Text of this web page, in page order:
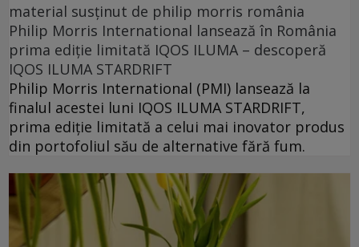
material susținut de philip morris românia
Philip Morris International lansează în România
prima ediție limitată IQOS ILUMA – descoperă
IQOS ILUMA STARDRIFT
Philip Morris International (PMI) lansează la
finalul acestei luni IQOS ILUMA STARDRIFT,
prima ediție limitată a celui mai inovator produs
din portofoliul său de alternative fără fum.